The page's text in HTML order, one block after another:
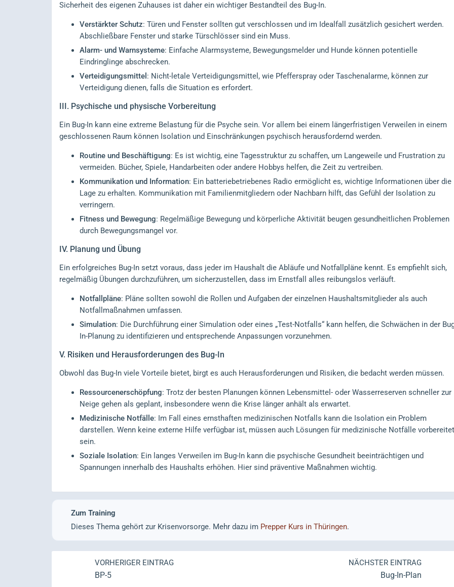
Sicherheit des eigenen Zuhauses ist daher ein wichtiger Bestandteil des Bug-In.
Verstärkter Schutz: Türen und Fenster sollten gut verschlossen und im Idealfall zusätzlich gesichert werden.
Abschließbare Fenster und starke Türschlösser sind ein Muss.
Alarm- und Warnsysteme: Einfache Alarmsysteme, Bewegungsmelder und Hunde können potentielle
Eindringlinge abschrecken.
Verteidigungsmittel : Nicht-letale Verteidigungsmittel, wie Pfefferspray oder Taschenalarme, können zur
Verteidigung dienen, falls die Situation es erfordert.
III. Psychische und physische Vorbereitung
Ein Bug-In kann eine extreme Belastung für die Psyche sein. Vor allem bei einem längerfristigen Verweilen in einem
geschlossenen Raum können Isolation und Einschränkungen psychisch herausfordernd werden.
Routine und Beschäftigung: Es ist wichtig, eine Tagesstruktur zu schaffen, um Langeweile und Frustration zu
vermeiden. Bücher, Spiele, Handarbeiten oder andere Hobbys helfen, die Zeit zu vertreiben.
Kommunikation und Information: Ein batteriebetriebenes Radio ermöglicht es, wichtige Informationen über die
Lage zu erhalten. Kommunikation mit Familienmitgliedern oder Nachbarn hilft, das Gefühl der Isolation zu
verringern.
Fitness und Bewegung: Regelmäßige Bewegung und körperliche Aktivität beugen gesundheitlichen Problemen
durch Bewegungsmangel vor.
IV. Planung und Übung
Ein erfolgreiches Bug-In setzt voraus, dass jeder im Haushalt die Abläufe und Notfallpläne kennt. Es empfiehlt sich,
regelmäßig Übungen durchzuführen, um sicherzustellen, dass im Ernstfall alles reibungslos verläuft.
Notfallpläne: Pläne sollten sowohl die Rollen und Aufgaben der einzelnen Haushaltsmitglieder als auch
Notfallmaßnahmen umfassen.
Simulation: Die Durchführung einer Simulation oder eines „Test-Notfalls“ kann helfen, die Schwächen in der
In-Planung zu identifizieren und entsprechende Anpassungen vorzunehmen.
V. Risiken und Herausforderungen des Bug-In
Obwohl das Bug-In viele Vorteile bietet, birgt es auch Herausforderungen und Risiken, die bedacht werden müssen.
Ressourcenerschöpfung: Trotz der besten Planungen können Lebensmittel- oder Wasserreserven schneller zur
Neige gehen als geplant, insbesondere wenn die Krise länger anhält als erwartet.
Medizinische Notfälle: Im Fall eines ernsthaften medizinischen Notfalls kann die Isolation ein Problem
darstellen. Wenn keine externe Hilfe verfügbar ist, müssen auch Lösungen für medizinische Notfälle vorbereitet
sein.
Soziale Isolation: Ein langes Verweilen im Bug-In kann die psychische Gesundheit beeinträchtigen und
Spannungen innerhalb des Haushalts erhöhen. Hier sind präventive Maßnahmen wichtig.
Zum Training
Dieses Thema gehört zur Krisenvorsorge. Mehr dazu im Prepper Kurs in Thüringen.
VORHERIGER EINTRAG
BP-5
NÄCHSTER EINTRAG
Bug-In-Plan